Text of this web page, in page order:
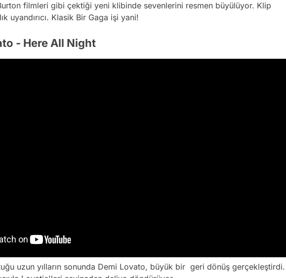
filmleri gibi çektiği yeni klibinde sevenlerini resmen büyülüyor. Klip
uyandırıcı. Klasik Bir Gaga işi yani!
- Here All Night
uzun yılların sonunda Demi Lovato, büyük bir geri dönüş gerçekleştirdi.